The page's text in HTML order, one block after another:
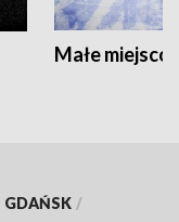
Małe
GDAŃSK /